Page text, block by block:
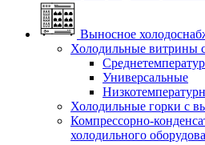
Выносное
Холодильные витрины
Универсальные
Холодильные горки с
Компрессорно-
холодильного